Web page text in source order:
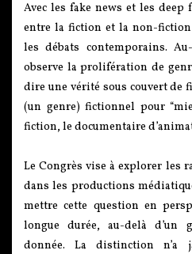
Avec les fake news et les deep
entre la fiction et la non-fiction
les débats contemporains.
observe la prolifération de
dire une vérité sous couvert
(un genre) fictionnel pour
fiction, le documentaire
Le Congrès vise à explorer les
dans les productions
mettre cette question en
longue durée, au-delà d’un
donnée. La distinction n’a